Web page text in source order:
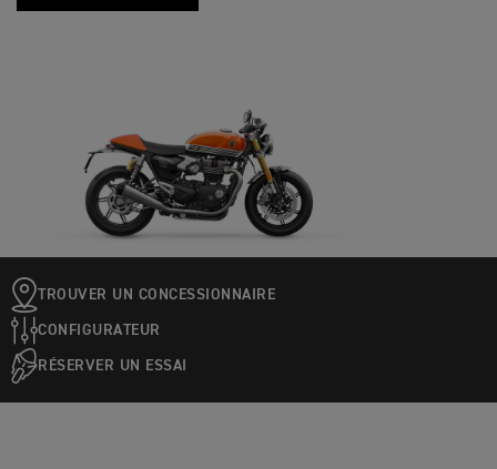
TROUVER UN CONCESSIONNAIRE
CONFIGURATEUR
RÉSERVER UN ESSAI